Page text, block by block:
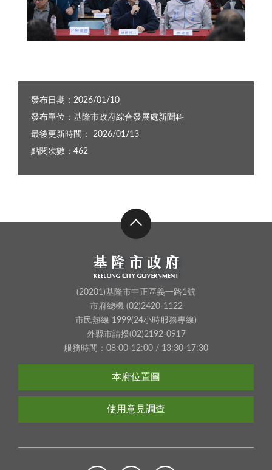
發布日期：2026/01/10
發布單位：基隆市政府綜合發展處新聞科
最後更新時間： 2026/01/13
點閱次數：462
(20201)基隆市中正區義一路1號
市府總機 (02)2420-1122
市民熱線 1999(24小時服務專線)
外縣市請撥(02)2192-0917
服務時間：08:00-12:00 / 13:30-17:30
本府位置圖
使用意見調查